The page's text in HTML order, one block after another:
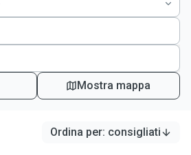
Mostra mappa
Ordina per: consigliati